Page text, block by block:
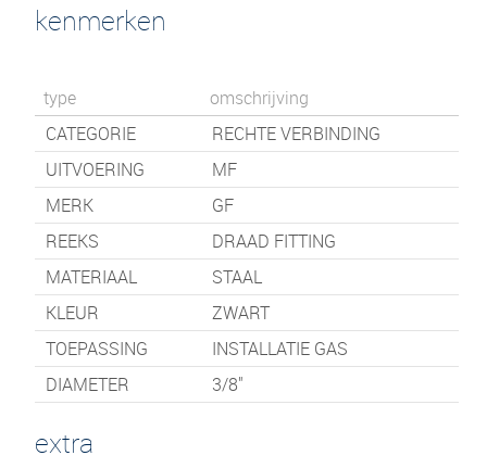
kenmerken
type
omschrijving
CATEGORIE
RECHTE VERBINDING
UITVOERING
MF
MERK
GF
REEKS
DRAAD FITTING
MATERIAAL
STAAL
KLEUR
ZWART
TOEPASSING
INSTALLATIE GAS
DIAMETER
3/8"
extra